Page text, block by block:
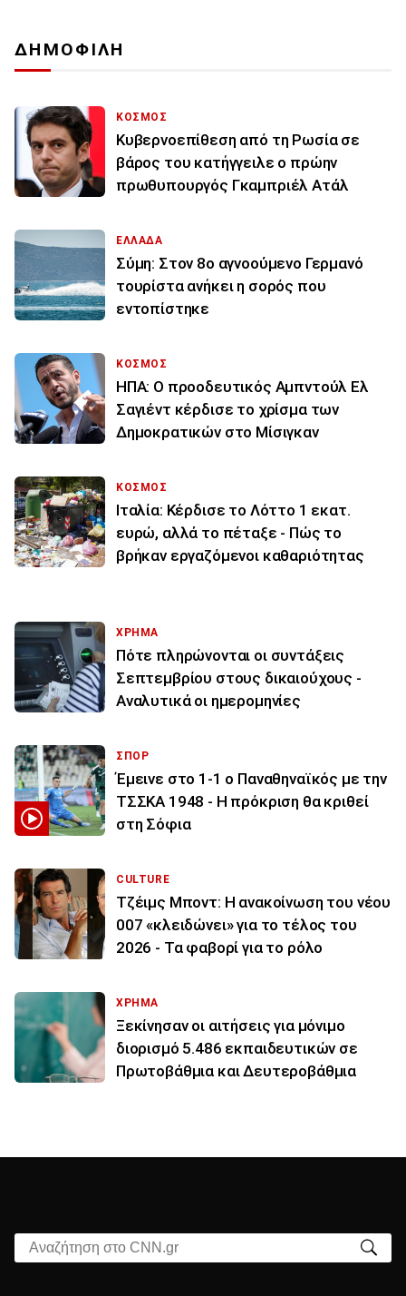
ΔΗΜΟΦΙΛΗ
ΚΟΣΜΟΣ
Κυβερνοεπίθεση από τη Ρωσία σε
βάρος του κατήγγειλε ο πρώην
πρωθυπουργός Γκαμπριέλ Ατάλ
ΕΛΛΑΔΑ
Σύμη: Στον 8ο αγνοούμενο Γερμανό
τουρίστα ανήκει η σορός που
εντοπίστηκε
ΚΟΣΜΟΣ
ΗΠΑ: Ο προοδευτικός Αμπντούλ Ελ
Σαγιέντ κέρδισε το χρίσμα των
Δημοκρατικών στο Μίσιγκαν
ΚΟΣΜΟΣ
Ιταλία: Κέρδισε το Λόττο 1 εκατ.
ευρώ, αλλά το πέταξε - Πώς το
βρήκαν εργαζόμενοι καθαριότητας
ΧΡΗΜΑ
Πότε πληρώνονται οι συντάξεις
Σεπτεμβρίου στους δικαιούχους -
Αναλυτικά οι ημερομηνίες
ΣΠΟΡ
Έμεινε στο 1-1 ο Παναθηναϊκός με την
ΤΣΣΚΑ 1948 - Η πρόκριση θα κριθεί
στη Σόφια
CULTURE
Τζέιμς Μποντ: Η ανακοίνωση του νέου
007 «κλειδώνει» για το τέλος του
2026 - Τα φαβορί για το ρόλο
ΧΡΗΜΑ
Ξεκίνησαν οι αιτήσεις για μόνιμο
διορισμό 5.486 εκπαιδευτικών σε
Πρωτοβάθμια και Δευτεροβάθμια
Αναζήτηση στο CNN.gr